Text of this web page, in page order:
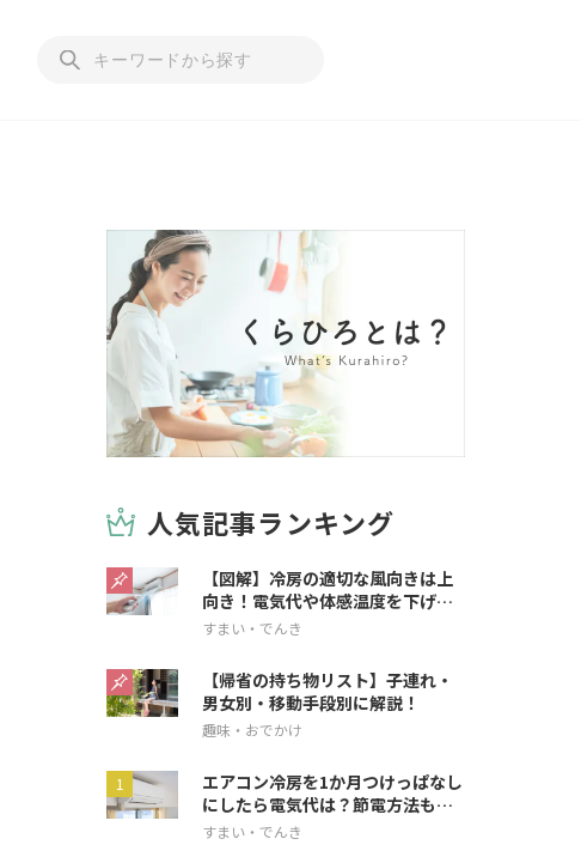
人気記事ランキング
【図解】冷房の適切な風向きは上
向き！電気代や体感温度を下げる
方法を解説
すまい・でんき
【帰省の持ち物リスト】子連れ・
男女別・移動手段別に解説！
趣味・おでかけ
エアコン冷房を1か月つけっぱなし
にしたら電気代は？節電方法も解
説
すまい・でんき